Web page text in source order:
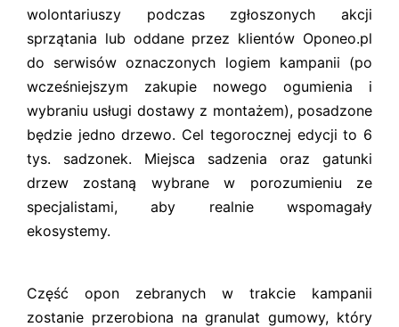
wolontariuszy podczas zgłoszonych akcji
sprzątania lub oddane przez klientów Oponeo.pl
do serwisów oznaczonych logiem kampanii (po
wcześniejszym zakupie nowego ogumienia i
wybraniu usługi dostawy z montażem), posadzone
będzie jedno drzewo. Cel tegorocznej edycji to 6
tys. sadzonek. Miejsca sadzenia oraz gatunki
drzew zostaną wybrane w porozumieniu ze
specjalistami, aby realnie wspomagały
ekosystemy.
Część opon zebranych w trakcie kampanii
zostanie przerobiona na granulat gumowy, który